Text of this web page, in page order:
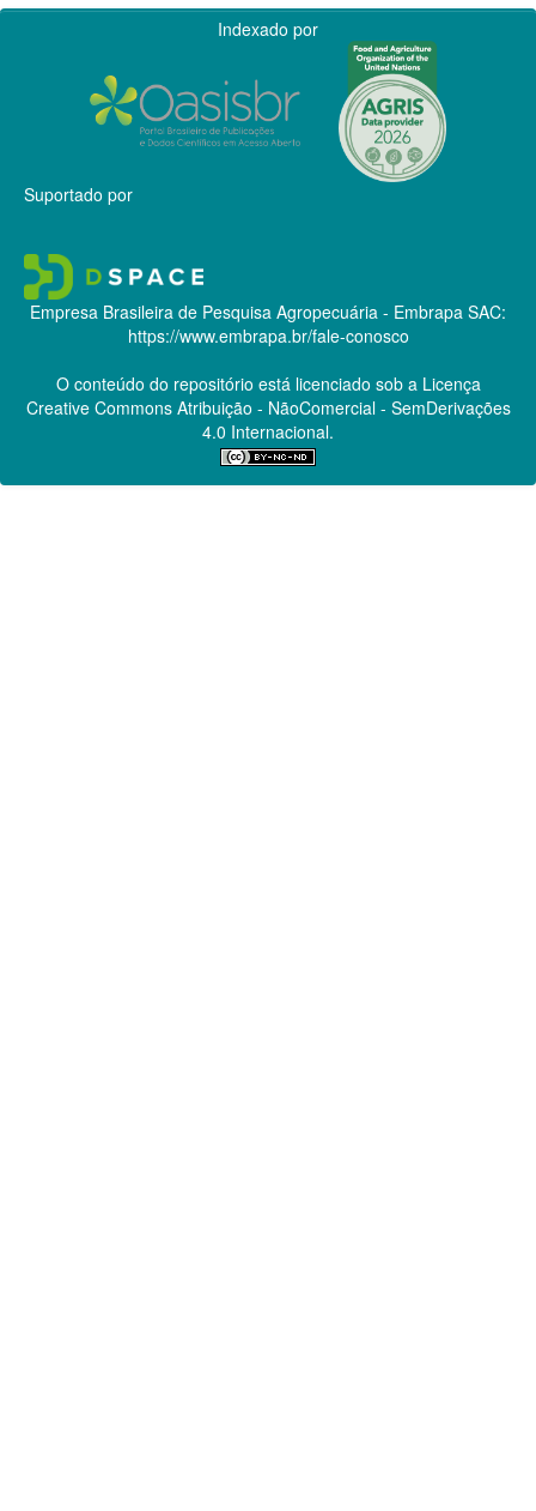
Indexado por
Suportado por
Empresa Brasileira de Pesquisa Agropecuária - Embrapa SAC:
https://www.embrapa.br/fale-conosco
O conteúdo do repositório está licenciado sob a Licença
Creative CommonsAtribuição - NãoComercial - SemDerivações
4.0 Internacional.